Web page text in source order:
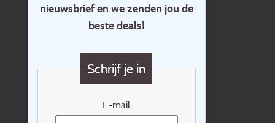
nieuwsbrief en we zenden jou de
beste deals!
Schrijf je in
E-mail
Home
Contact
Vragen?
Cadeaubon
Nieuwsbrief